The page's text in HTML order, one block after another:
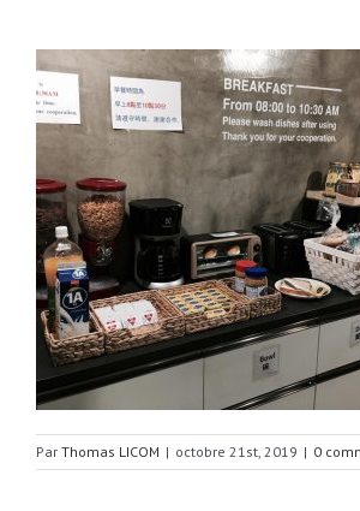
Par Thomas LICOM | octobre 21st, 2019 | 0